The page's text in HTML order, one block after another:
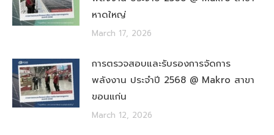
หาดใหญ่
March 17, 2026
การตรวจสอบและรับรองการจัดการ
พลังงาน ประจำปี 2568 @ Makro สาขา
ขอนแก่น
March 12, 2026